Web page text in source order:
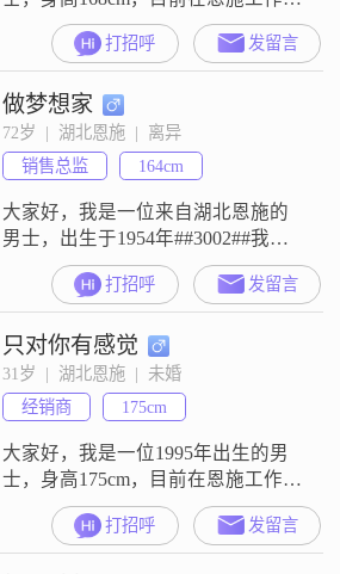
##3002##我的月收入在8001到12000
元之间，虽然学历是高中及以下，
但我一直以真诚可靠的态度对待生
活和工作##3002##我性格成熟稳
重，责任感强，始终把家庭放在第
一位##3002##我为人随和易相处，
善于倾听和理解他人，有耐心且包
容心强##
打招呼 发留言
做梦想家
72岁  |  湖北恩施  |  离异
销售总监
164cm
大家好，我是一位来自湖北恩施的
男士，出生于1954年##3002##我的
身高大约是164厘米，可能在人群中
不是特别显眼，但我相信，一个人
的魅力并不仅仅取决于外在的身高
##3002##我目前的月收入在3000元
以下，虽然不算富裕，但我一直秉
持着稳重可靠的原则，努力工作，
尽力过好自己的生活##3002##我的
学历是高中及以
打招呼 发留言
只对你有感觉
31岁  |  湖北恩施  |  未婚
经销商
175cm
大家好，我是一位1995年出生的男
士，身高175cm，目前在恩施工作
##3002##我的月收入在12001到
20000元之间，学历是大专##3002##
我性格稳重可靠，对待事情非常耐
打招呼 发留言